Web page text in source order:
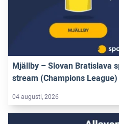
Mjällby – Slovan Bratislava
stream (Champions League)
04 augusti, 2026